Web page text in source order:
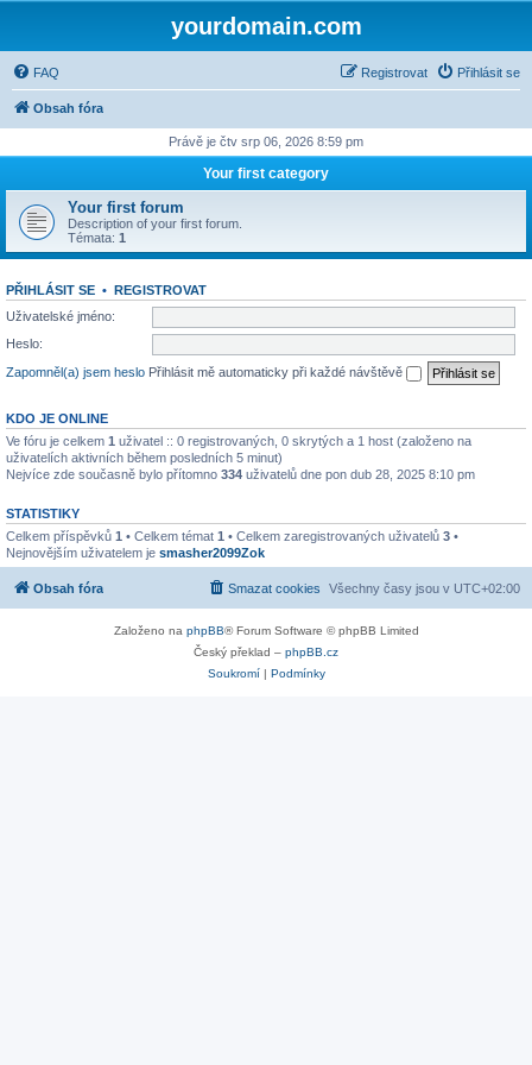
yourdomain.com
FAQ Přihlásit se
Registrovat
Obsah fóra
Právě je čtv srp 06, 2026 8:59 pm
Your first category
Your first forum
Description of your first forum.
Témata: 1
PŘIHLÁSIT SE • REGISTROVAT
Uživatelské jméno:
Heslo:
Zapomněl(a) jsem heslo Přihlásit mě automaticky při každé návštěvě
KDO JE ONLINE
Ve fóru je celkem 1 uživatel :: 0 registrovaných, 0 skrytých a 1 host (založeno na
uživatelích aktivních během posledních 5 minut)
Nejvíce zde současně bylo přítomno 334 uživatelů dne pon dub 28, 2025 8:10 pm
STATISTIKY
Celkem příspěvků 1 • Celkem témat 1 • Celkem zaregistrovaných uživatelů 3 •
Nejnovějším uživatelem je smasher2099Zok
Obsah fóra Všechny časy jsou v UTC+02:00
Smazat cookies
Založeno na phpBB® Forum Software © phpBB Limited
Český překlad – phpBB.cz
Soukromí| Podmínky